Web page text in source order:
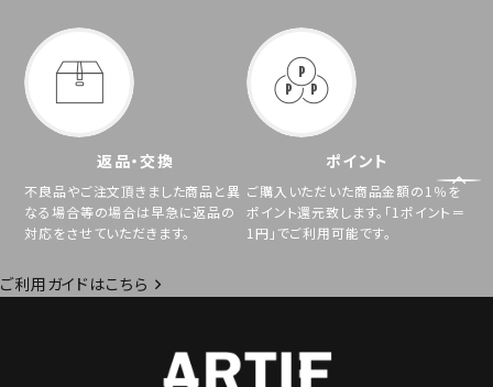
返品・交換
不良品やご注文頂きました商品と異
なる場合等の場合は早急に返品の
対応をさせていただきます。
ポイント
ご購入いただいた商品金額の1％を
ポイント還元致します。「1ポイント＝
1円」でご利用可能です。
ご利用ガイドはこちら